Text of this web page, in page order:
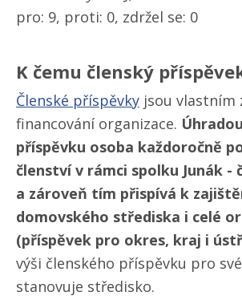
pro: 9, proti: 0, zdržel se: 0
K čemu členský
Členské příspěvky jsou vlastním
financování organizace.
příspěvku osoba každoročně
členství v rámci spolku Junák -
a zároveň tím přispívá k
domovského střediska i celé
(příspěvek pro okres, kraj i
výši členského příspěvku pro
stanovuje středisko.